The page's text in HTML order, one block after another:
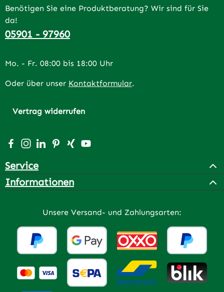
Benötigen Sie eine Produktberatung? Wir sind für Sie
da!
05901 - 97960
Mo. - Fr. 08:00 bis 18:00 Uhr
Oder über unser Kontaktformular.
Vertrag widerrufen
Besuche uns auf Facebook – öffnet in neuem Tab
Schau auf Instagram vorbei – öffnet in neuem Tab
Vernetze dich mit uns auf LinkedIn – öffnet in
Lass dich auf Pinterest inspirieren – öffnet
Vernetze dich mit uns auf Xing – öffnet
Sieh dir unsere Videos auf YouTube
Service
Informationen
Unsere Versand- und Zahlungsarten: